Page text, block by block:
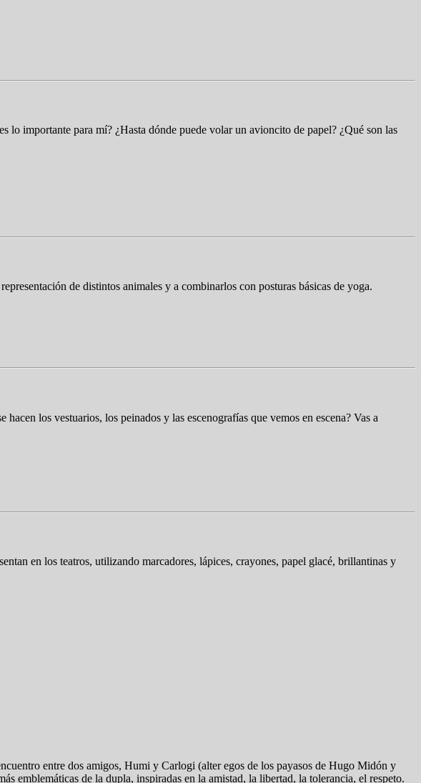
lo importante para mí? ¿Hasta dónde puede volar un avioncito de papel? ¿Qué son las
de distintos animales y a combinarlos con posturas básicas de yoga.
los vestuarios, los peinados y las escenografías que vemos en escena? Vas a
en los teatros, utilizando marcadores, lápices, crayones, papel glacé, brillantinas y
entre dos amigos, Humi y Carlogi (alter egos de los payasos de Hugo Midón y
emblemáticas de la dupla, inspiradas en la amistad, la libertad, la tolerancia, el respeto.